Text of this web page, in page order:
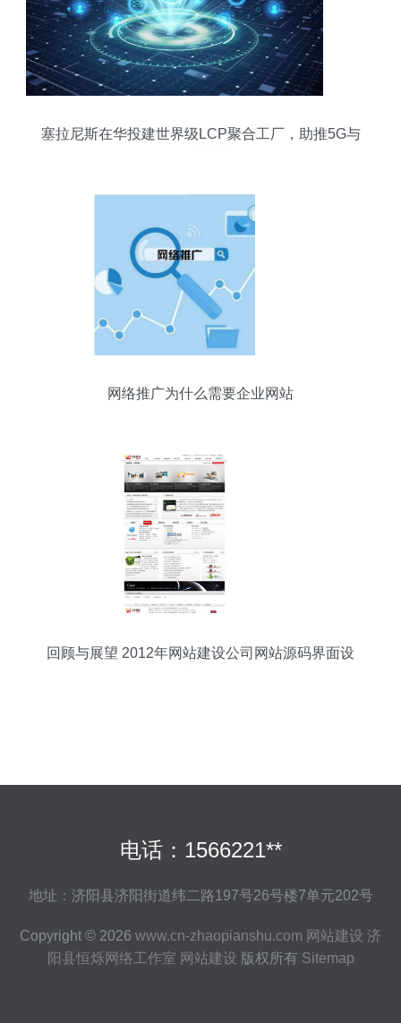
塞拉尼斯在华投建世界级LCP聚合工厂，助推5G与
网络推广为什么需要企业网站
回顾与展望 2012年网站建设公司网站源码界面设
电话：1566221**
地址：济阳县济阳街道纬二路197号26号楼7单元202号
Copyright © 2026 www.cn-zhaopianshu.com 网站建设 济
阳县恒烁网络工作室 网站建设 版权所有 Sitemap